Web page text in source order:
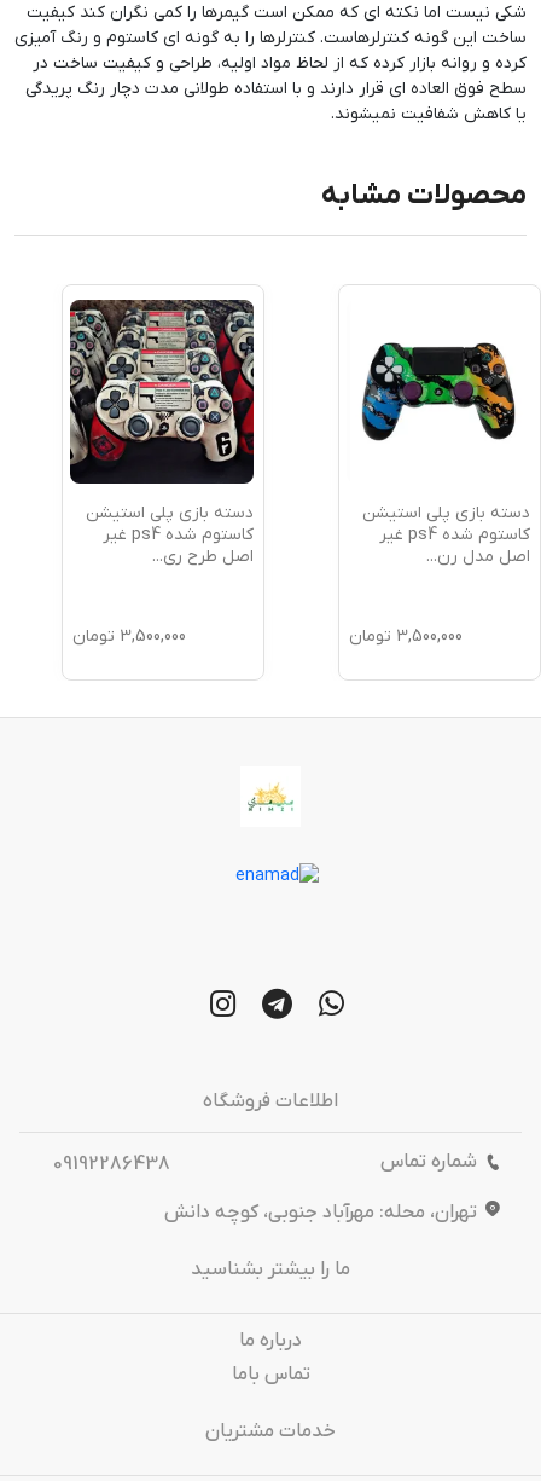
شکی نیست اما نکته ای که ممکن است گیمرها را کمی نگران کند کیفیت
ساخت این گونه کنترلرهاست. کنترلرها را به گونه ای کاستوم و رنگ آمیزی
کرده و روانه بازار کرده که از لحاظ مواد اولیه، طراحی و کیفیت ساخت در
سطح فوق العاده ای قرار دارند و با استفاده طولانی مدت دچار رنگ پریدگی
یا کاهش شفافیت نمیشوند.
محصولات مشابه
دسته بازی پلی استیشن
کاستوم شده ps4 غیر
اصل مدل رن...
3,500,000 تومان
دسته بازی پلی استیشن
کاستوم شده ps4 غیر
اصل طرح ری...
3,500,000 تومان
اطلاعات فروشگاه
شماره تماس
09192286438
تهران، محله: مهرآباد جنوبی، کوچه دانش
ما را بیشتر بشناسید
درباره‌ ما
تماس باما
خدمات مشتریان